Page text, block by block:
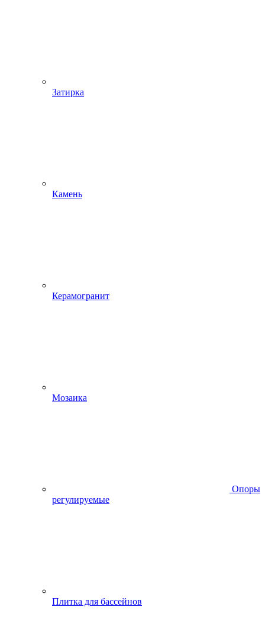
Затирка
Камень
Керамогранит
Мозаика
Опоры
регулируемые
Плитка для бассейнов